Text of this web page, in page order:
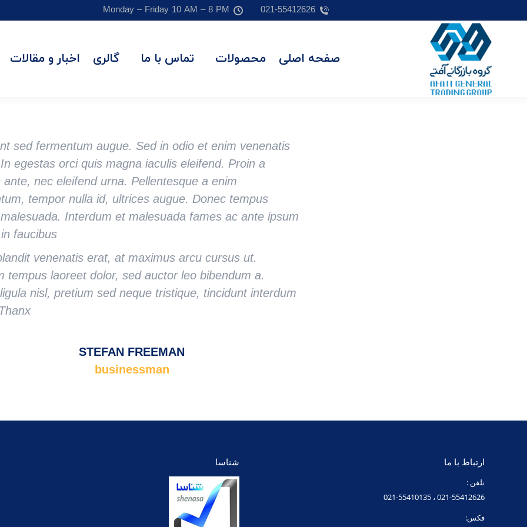
021-55412626
Monday – Friday 10 AM – 8 PM
صفحه اصلی محصولات تماس با ما گالری اخبار و مقالات
sed fermentum augue. Sed in odio et enim venenatis
egestas orci quis magna iaculis eleifend. Proin a
ante, nec eleifend urna. Pellentesque a enim
tempor nulla id, ultrices augue. Donec tempus
Interdum et malesuada fames ac ante ipsum
faucibus.
venenatis erat, at maximus arcu cursus ut.
tempus laoreet dolor, sed auctor leo bibendum a.
nisl, pretium sed neque tristique, tincidunt interdum
STEFAN FREEMAN
businessman
ارتباط با ما
تلفن :
021-55412626 ، 021-55410135
فکس:
شناسا